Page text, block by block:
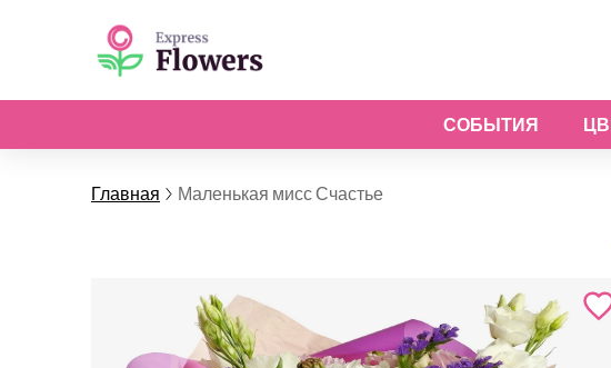
СОБЫТИЯ
Главная Маленькая мисс Счастье